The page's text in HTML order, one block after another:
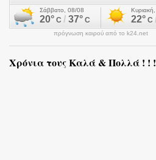
πρόγνωση καιρού από το k24.net
Χρόνια τους Καλά & Πολλά ! ! !